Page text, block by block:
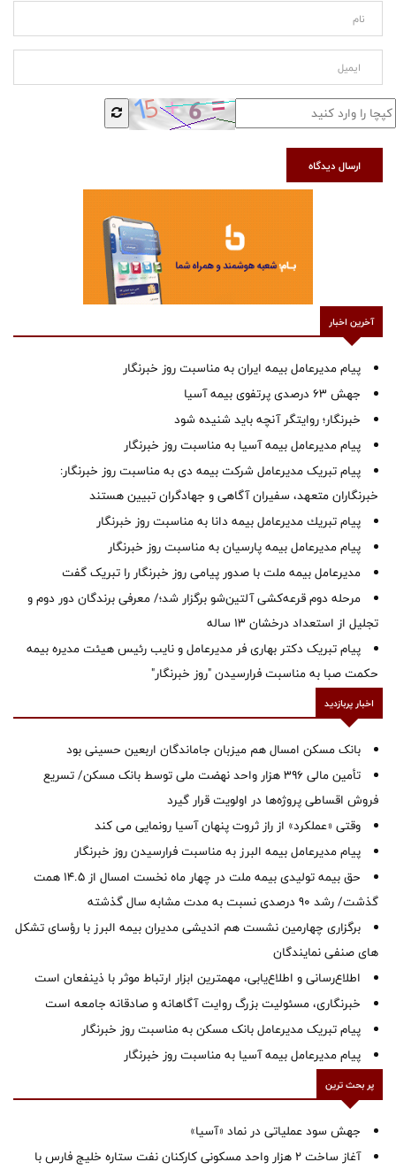
ارسال دیدگاه
آخرین اخبار
پیام مدیرعامل بیمه ایران به مناسبت روز خبرنگار
جهش ۶۳ درصدی پرتفوی بیمه آسیا
خبرنگار؛ روایتگر آنچه باید شنیده شود
پیام مدیرعامل بیمه آسیا به مناسبت روز خبرنگار
پیام تبریک مدیرعامل شرکت بیمه دی به مناسبت روز خبرنگار:
خبرنگاران متعهد، سفیران آگاهی و جهادگران تبیین هستند
پیام ‌تبریك‌ مدیرعامل بیمه دانا به مناسبت روز خبرنگار
پیام مدیرعامل بیمه پارسیان به مناسبت روز خبرنگار
مدیرعامل بیمه ملت با صدور پیامی روز خبرنگار را تبریک گفت
مرحله دوم قرعه‌کشی آلتین‌شو برگزار شد؛/ معرفی برندگان دور دوم و
تجلیل از استعداد درخشان ۱۳ ساله
پیام تبریک دکتر بهاری فر مدیرعامل و نایب رئیس هیئت مدیره بیمه
حکمت صبا به مناسبت فرارسیدن "روز خبرنگار"
اخبار پربازدید
بانک مسکن امسال هم میزبان جاماندگان اربعین حسینی بود
تأمین مالی ۳۹۶ هزار واحد نهضت ملی توسط بانک مسکن/ تسریع
فروش اقساطی پروژه‌ها در اولویت قرار گیرد
وقتی «عملکرد» از راز ثروت پنهان آسیا رونمایی می کند
پیام مدیرعامل بیمه البرز به مناسبت فرارسیدن روز خبرنگار
حق بیمه تولیدی بیمه ملت در چهار ماه نخست امسال از 14.5 همت
گذشت/ رشد 90 درصدی نسبت به مدت مشابه سال گذشته
برگزاری چهارمین نشست هم اندیشی مدیران بیمه البرز با رؤسای تشکل
های صنفی نمایندگان
اطلاع‌رسانی و اطلاع‌یابی، مهمترین ابزار ارتباط موثر با ذینفعان است
خبرنگاری، مسئولیت بزرگ روایت آگاهانه و صادقانه جامعه است
پیام تبریک مدیرعامل بانک مسکن به مناسبت روز خبرنگار
پیام مدیرعامل بیمه آسیا به مناسبت روز خبرنگار
پر بحث ترین
جهش سود عملیاتی در نماد «آسیا»
آغاز ساخت ۲ هزار واحد مسکونی کارکنان نفت ستاره خلیج فارس با